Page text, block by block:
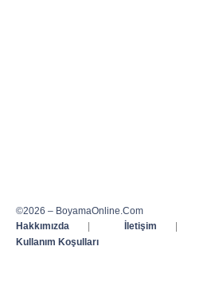
©2026 – BoyamaOnline.Com
Hakkımızda
| İletişim |
Kullanım Koşulları